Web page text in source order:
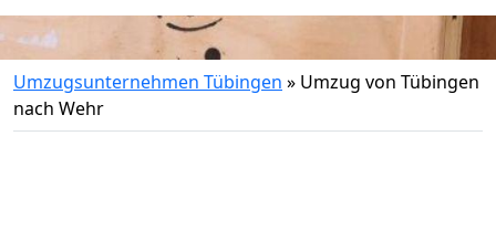
Umzugsunternehmen Tübingen » Umzug von Tübingen
nach Wehr